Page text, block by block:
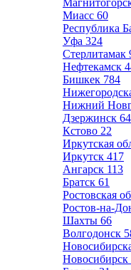
Миасс 60
Республика
Уфа 324
Стерлитамак
Нефтекамск
Бишкек 784
Нижний
Дзержинск 64
Кстово 22
Иркутская
Иркутск 417
Ангарск 113
Братск 61
Ростовская
Ростов-на-
Шахты 66
Волгодонск
Новосибирск